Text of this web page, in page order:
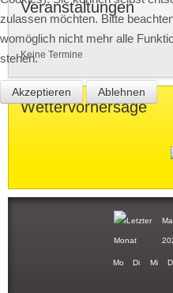
Veranstaltungen
Keine Termine
Wettervorhersage
Mo Di Mi
zulassen möchten. Bitte
womöglich nicht mehr alle
stehen.
Akzeptieren Ablehnen